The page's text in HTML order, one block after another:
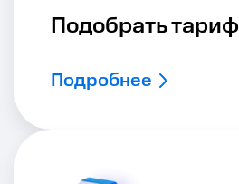
Подобрать тариф
Подробнее